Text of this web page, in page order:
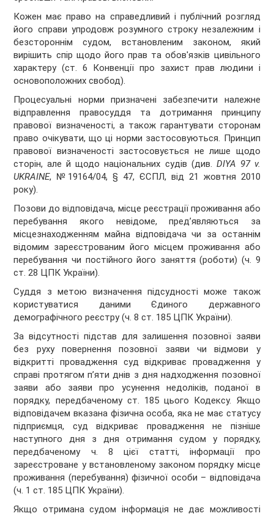
Кожен має право на справедливий і публічний розгляд
його справи упродовж розумного строку незалежним і
безстороннім судом, встановленим законом, який
вирішить спір щодо його прав та обов'язків цивільного
характеру (ст. 6 Конвенції про захист прав людини і
основоположних свобод).
Процесуальні норми призначені забезпечити належне
відправлення правосуддя та дотримання принципу
правової визначеності, а також гарантувати сторонам
право очікувати, що ці норми застосовуються. Принцип
правової визначеності застосовується не лише щодо
сторін, але й щодо національних судів (див. DIYA 97 v.
UKRAINE, №19164/04, § 47, ЄСПЛ, від 21 жовтня 2010
року).
Позови до відповідача, місце реєстрації проживання або
перебування якого невідоме, пред’являються за
місцезнаходженням майна відповідача чи за останнім
відомим зареєстрованим його місцем проживання або
перебування чи постійного його заняття (роботи) (ч. 9
ст. 28 ЦПК України).
Суддя з метою визначення підсудності може також
користуватися даними Єдиного державного
демографічного реєстру (ч. 8 ст. 185 ЦПК України).
За відсутності підстав для залишення позовної заяви
без руху повернення позовної заяви чи відмови у
відкритті провадження суд відкриває провадження у
справі протягом п’яти днів з дня надходження позовної
заяви або заяви про усунення недоліків, поданої в
порядку, передбаченому ст. 185 цього Кодексу. Якщо
відповідачем вказана фізична особа, яка не має статусу
підприємця, суд відкриває провадження не пізніше
наступного дня з дня отримання судом у порядку,
передбаченому ч. 8 цієї статті, інформації про
зареєстроване у встановленому законом порядку місце
проживання (перебування) фізичної особи – відповідача
(ч. 1 ст. 185 ЦПК України).
Якщо отримана судом інформація не дає можливості